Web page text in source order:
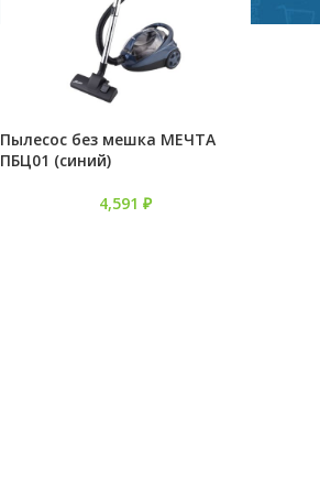
Пылесос без мешка МЕЧТА
ПБЦ01 (синий)
4,591 ₽